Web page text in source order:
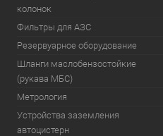
колонок
Фильтры для АЗС
Резервуарное оборудование
Шланги маслобензостойкие
(рукава МБС)
Метрология
Устройства заземления
автоцистерн